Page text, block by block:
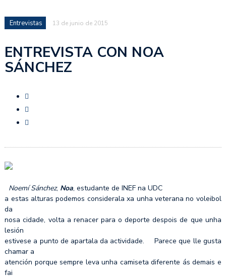
Entrevistas 13 de junio de 2015
ENTREVISTA CON NOA
SÁNCHEZ
Noemí Sánchez, Noa, estudante de INEF na UDC
a estas alturas podemos considerala xa unha veterana no voleibol
da
nosa cidade, volta a renacer para o deporte despois de que unha
lesión
estivese a punto de apartala da actividade. Parece que lle gusta
chamar a
atención porque sempre leva unha camiseta diferente ás demais e
fai